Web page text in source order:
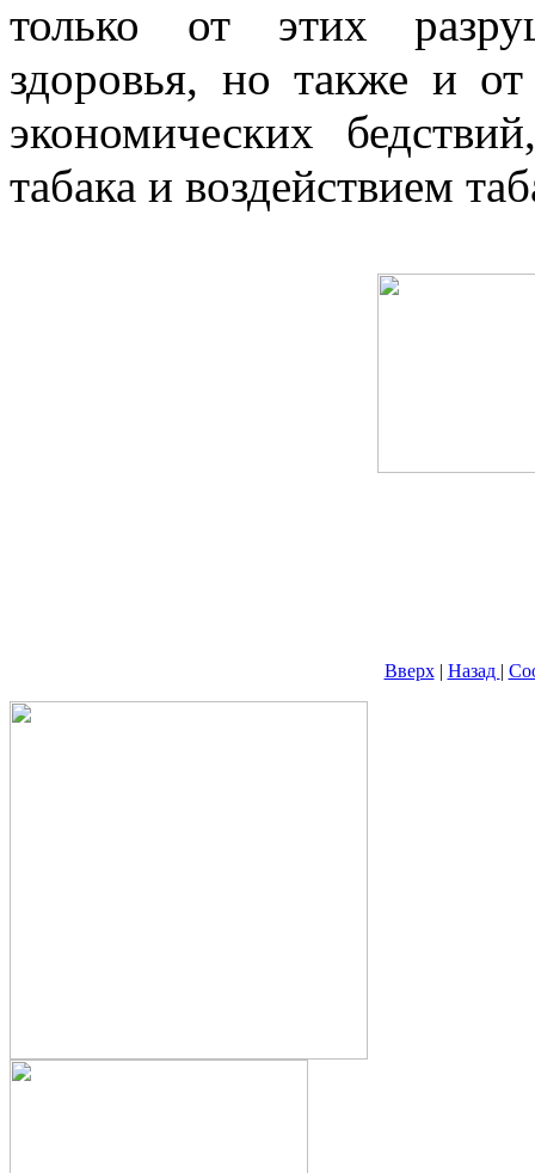
только от этих
здоровья, но также и
экономических
табака и воздействием
Вверх| Назад |